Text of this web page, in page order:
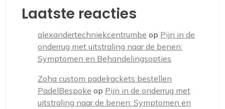
Laatste reacties
alexandertechniekcentrumbe op Pijn in de
onderrug met uitstraling naar de benen:
Symptomen en Behandelingsopties
Zoha custom padelrackets bestellen
PadelBespoke op Pijn in de onderrug met
uitstraling naar de benen: Symptomen en